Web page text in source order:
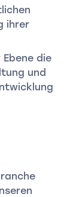
ihrer
die
und